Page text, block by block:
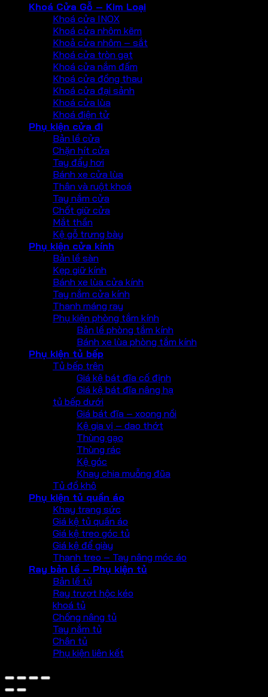
Khoá Cửa Gỗ – Kim Loại
Khoá cửa INOX
Khoá cửa nhôm kẽm
Khoả cửa nhôm – sắt
Khoá cửa tròn gạt
Khoá cửa nắm đấm
Khoá cửa đồng thau
Khoá cửa đại sảnh
Khoá cửa lùa
Khoá điện tử
Phụ kiện cửa đi
Bản lề cửa
Chặn hít cửa
Tay đẩy hơi
Bánh xe cửa lùa
Thân và ruột khoá
Tay nắm cửa
Chốt giữ cửa
Mắt thần
Kệ gỗ trưng bày
Phụ kiện cửa kính
Bản lề sàn
Kẹp giữ kính
Bánh xe lùa cửa kính
Tay nắm cửa kính
Thanh máng ray
Phụ kiện phòng tắm kính
Bản lề phòng tắm kính
Bánh xe lùa phòng tắm kính
Phụ kiện tủ bếp
Tủ bếp trên
Giá kệ bát đĩa cố định
Giá kệ bát đĩa nâng hạ
tủ bếp dưới
Giá bát đĩa – xoong nồi
Kệ gia vị – dao thớt
Thùng gạo
Thùng rác
Kệ góc
Khay chia muỗng đũa
Tủ đồ khô
Phụ kiện tủ quần áo
Khay trang sức
Giá kệ tủ quần áo
Giá kệ treo góc tủ
Giá kệ để giày
Thanh treo – Tay nâng móc áo
Ray bản lề – Phụ kiện tủ
Bản lề tủ
Ray trượt hộc kéo
khoá tủ
Chống nâng tủ
Tay nắm tủ
Chân tủ
Phụ kiện liên kết